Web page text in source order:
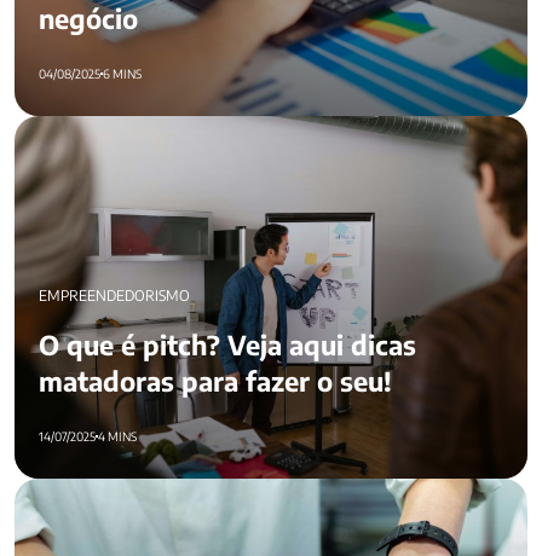
negócio
04/08/20256 MINS
O que é pitch? Veja aqui dicas matadoras para fazer o seu!
EMPREENDEDORISMO
O que é pitch? Veja aqui dicas
matadoras para fazer o seu!
14/07/20254 MINS
Empreendedorismo sustentável: saiba como aplicá-lo no seu
negócio